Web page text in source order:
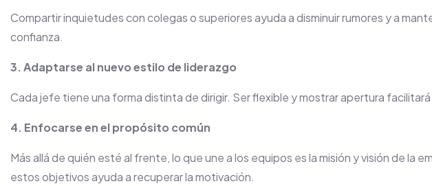
Compartir inquietudes con colegas o superiores ayuda a disminuir rumores y a
confianza.
3. Adaptarse al nuevo estilo de liderazgo
Cada jefe tiene una forma distinta de dirigir. Ser flexible y mostrar apertura facilitará
4. Enfocarse en el propósito común
Más allá de quién esté al frente, lo que une a los equipos es la misión y visión de la
estos objetivos ayuda a recuperar la motivación.